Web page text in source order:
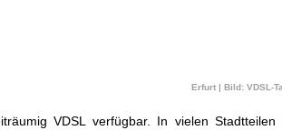
Erfurt | Bild: VDSL-
VDSL verfügbar. In vielen Stadtteilen